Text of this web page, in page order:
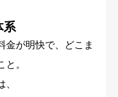
系
金が明快で、どこま
。